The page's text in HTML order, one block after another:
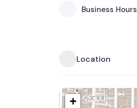
Business Hours
Location
+